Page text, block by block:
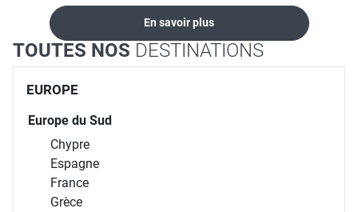
En savoir plus
TOUTES NOS DESTINATIONS
EUROPE
Europe du Sud
Chypre
Espagne
France
Grèce